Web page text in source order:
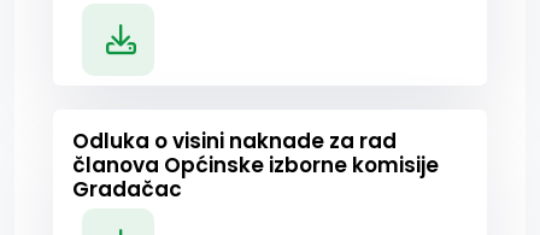
Odluka o visini naknade za rad
članova Općinske izborne komisije
Gradačac